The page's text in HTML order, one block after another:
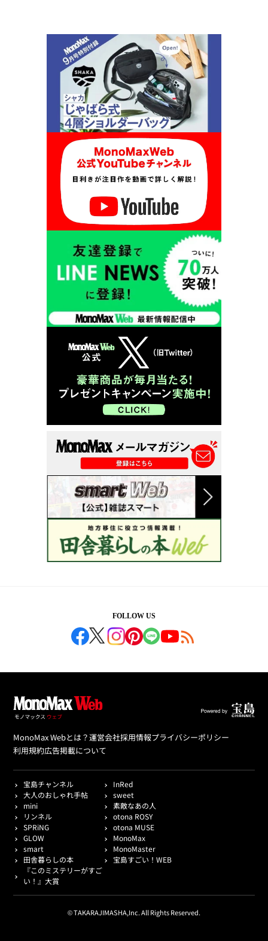
FOLLOW US
MonoMax Webとは？運営会社採用情報プライバシーポリシー
利用規約広告掲載について
宝島チャンネル
InRed
大人のおしゃれ手帖
sweet
mini
素敵なあの人
リンネル
otona ROSY
SPRiNG
otona MUSE
GLOW
MonoMax
smart
MonoMaster
田舎暮らしの本
宝島すごい！WEB
『このミステリーがすご
い！』大賞
© TAKARAJIMASHA,Inc. All Rights Reserved.